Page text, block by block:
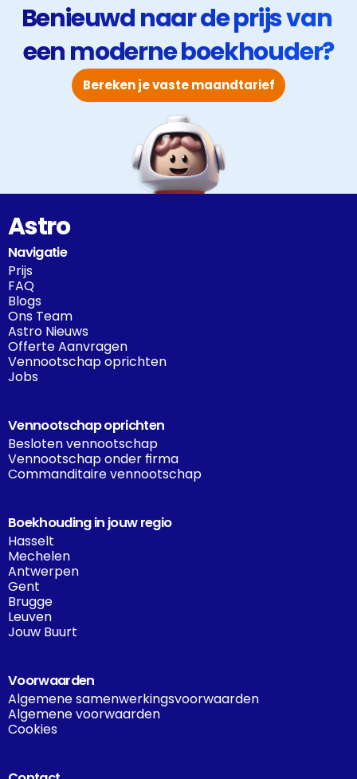
deze lijst ontdek je partners die je helpen groeien.
Benieuwd naar de prijs van
een moderne boekhouder?
Bereken je vaste maandtarief
Astro
Navigatie
Prijs
FAQ
Blogs
Ons Team
Astro Nieuws
Offerte Aanvragen
Vennootschap oprichten
Jobs
Vennootschap oprichten
Besloten vennootschap
Vennootschap onder firma
Commanditaire vennootschap
Boekhouding in jouw regio
Hasselt
Mechelen
Antwerpen
Gent
Brugge
Leuven
Jouw Buurt
Voorwaarden
Algemene samenwerkingsvoorwaarden
Algemene voorwaarden
Cookies